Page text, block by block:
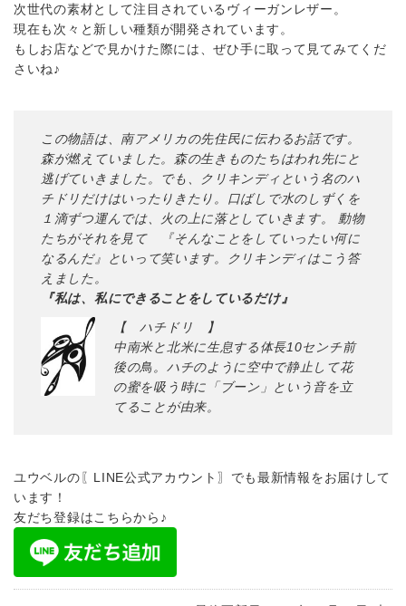
次世代の素材として注目されているヴィーガンレザー。
現在も次々と新しい種類が開発されています。
もしお店などで見かけた際には、ぜひ手に取って見てみてくだ
さいね♪
この物語は、南アメリカの先住民に伝わるお話です。
森が燃えていました。森の生きものたちはわれ先にと
逃げていきました。でも、クリキンディという名のハ
チドリだけはいったりきたり。口ばしで水のしずくを
１滴ずつ運んでは、火の上に落としていきます。 動物
たちがそれを見て 『そんなことをしていったい何に
なるんだ』といって笑います。クリキンディはこう答
えました。
『私は、私にできることをしているだけ』
【 ハチドリ 】
中南米と北米に生息する体長10センチ前
後の鳥。ハチのように空中で静止して花
の蜜を吸う時に「ブーン」という音を立
てることが由来。
ユウベルの〖LINE公式アカウント〗でも最新情報をお届けして
います！
友だち登録はこちらから♪